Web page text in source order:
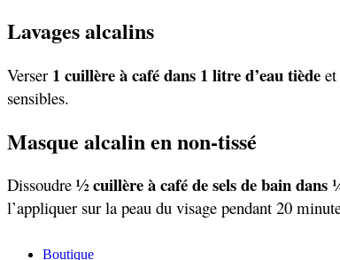
Lavages alcalins
Verser 1 cuillère à café dans 1 litre d’eau tiède
sensibles.
Masque alcalin en non-tissé
Dissoudre ½ cuillère à café de sels de bain dans
l’appliquer sur la peau du visage pendant 20
Boutique